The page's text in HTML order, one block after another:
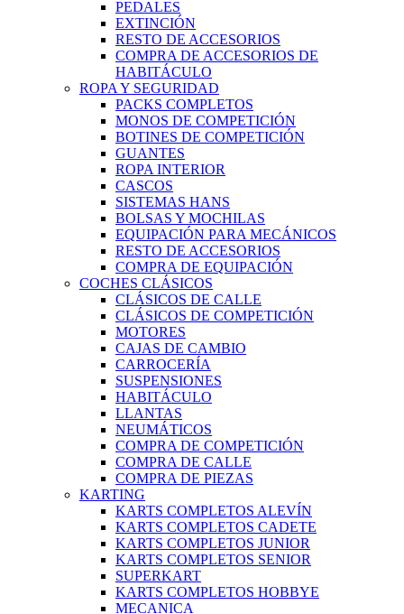
PEDALES
EXTINCIÓN
RESTO DE ACCESORIOS
COMPRA DE ACCESORIOS DE
HABITÁCULO
ROPA Y SEGURIDAD
PACKS COMPLETOS
MONOS DE COMPETICIÓN
BOTINES DE COMPETICIÓN
GUANTES
ROPA INTERIOR
CASCOS
SISTEMAS HANS
BOLSAS Y MOCHILAS
EQUIPACIÓN PARA MECÁNICOS
RESTO DE ACCESORIOS
COMPRA DE EQUIPACIÓN
COCHES CLÁSICOS
CLÁSICOS DE CALLE
CLÁSICOS DE COMPETICIÓN
MOTORES
CAJAS DE CAMBIO
CARROCERÍA
SUSPENSIONES
HABITÁCULO
LLANTAS
NEUMÁTICOS
COMPRA DE COMPETICIÓN
COMPRA DE CALLE
COMPRA DE PIEZAS
KARTING
KARTS COMPLETOS ALEVÍN
KARTS COMPLETOS CADETE
KARTS COMPLETOS JUNIOR
KARTS COMPLETOS SENIOR
SUPERKART
KARTS COMPLETOS HOBBYE
MECANICA